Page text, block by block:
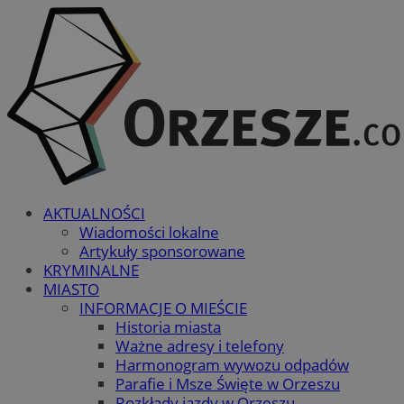
AKTUALNOŚCI
Wiadomości lokalne
Artykuły sponsorowane
KRYMINALNE
MIASTO
INFORMACJE O MIEŚCIE
Historia miasta
Ważne adresy i telefony
Harmonogram wywozu odpadów
Parafie i Msze Święte w Orzeszu